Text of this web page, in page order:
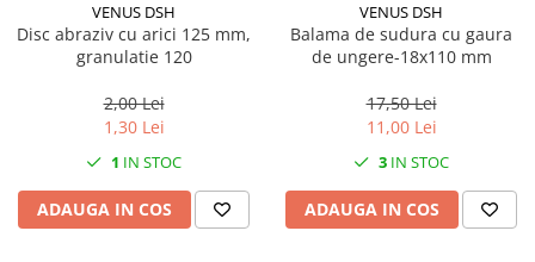
VENUS DSH
Disc abraziv cu arici 125 mm,
granulatie 120
2,00 Lei
1,30 Lei
1 IN STOC
ADAUGA IN COS
VENUS DSH
Balama de sudura cu gaura
de ungere-18x110 mm
17,50 Lei
11,00 Lei
3 IN STOC
ADAUGA IN COS